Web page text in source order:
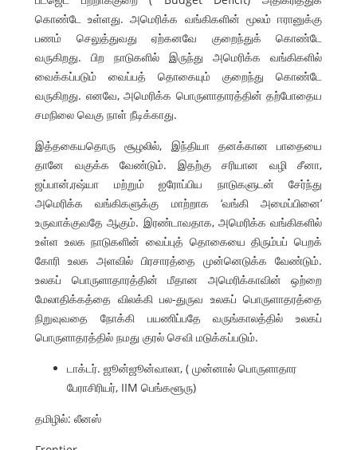
கொண்டே உள்ளது. அமெரிக்க வங்கிகளின் மூலம் ஈரானுக்கு
பணம் செலுத்துவது ஏற்கனவே குறைந்துக் கொண்டே
வருகிறது. பிற நாடுகளில் இருந்து அமெரிக்க வங்கிகளில்
வைக்கப்படும் வைப்பத் தொகையும் குறைந்து கொண்டே
வருகிறது. எனவே, அமெரிக்க பொருளாதாரத்தின் தற்போதைய
சமநிலை வெகு நாள் நீடிக்காது.
இத்தகையதொரு சூழலில், இந்தியா தனக்கான பாதையை
தானே வகுக்க வேண்டும். இதற்கு சரியான வழி சீனா,
ஜப்பான்,ரஷ்யா மற்றும் ஐரோப்பிய நாடுகளுடன் சேர்ந்து
அமெரிக்க வங்கிகளுக்கு மாற்றாக ‘வங்கி அமைப்பினை’
உருவாக்குவதே ஆகும். இரண்டாவதாக, அமெரிக்க வங்கிகளில்
உள்ள உலக நாடுகளின் வைப்புத் தொகையை திரும்பப் பெறக்
கோரி உலக அளவில் பிரசாரத்தை முன்னெடுக்க வேண்டும்.
உலகப் பொருளாதாரத்தின் மீதான அமெரிக்காவின் ஒற்றை
மேலாதிக்கத்தை விலக்கி பல-துருவ உலகப் பொருளாதரத்தை
நிறுவுவதை நோக்கி பயணிப்பதே வருங்காலத்தில் உலகப்
பொருளாதரத்தில் நமது குரல் செவி மடுக்கப்படும்.
டாக்டர். ஜூன்ஜூன்வாலா, ( முன்னால் பொருளாதார
பேராசிரியர், IIM பெங்களூரு)
தமிழில்: லீனஸ்